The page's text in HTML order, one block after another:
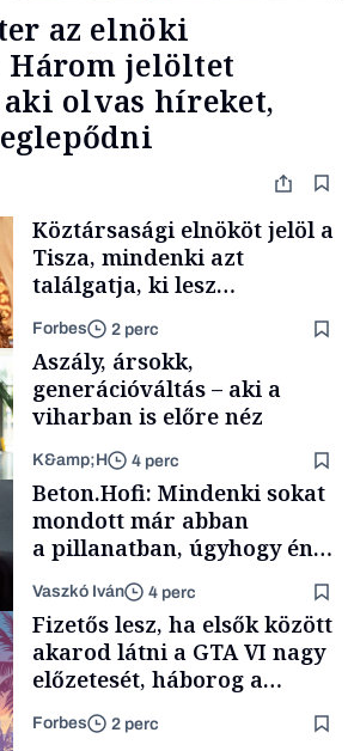
az elnöki
Három jelöltet
olvas híreket,
Köztársasági elnököt jelöl a
Tisza, mindenki azt
találgatja, ki lesz
szombaton a befutó –
soroljuk az eddig felmerült
neveket
Forbes 2 perc
Aszály, ársokk,
generációváltás – aki a
viharban is előre néz
K&amp;H 4 perc
Beton.Hofi: Mindenki sokat
mondott már abban
a pillanatban, úgyhogy én
a legsarkosabb
gondolataimat akartam
kimondani
Vaszkó Iván 4 perc
Fizetős lesz, ha elsők között
akarod látni a GTA VI nagy
előzetesét, háborog a
gamer közösség
Forbes 2 perc